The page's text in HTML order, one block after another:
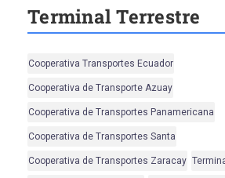
Terminal Terrestre
Cooperativa Transportes Ecuador
Cooperativa de Transporte Azuay
Cooperativa de Transportes Panamericana
Cooperativa de Transportes Santa
Cooperativa de Transportes Zaracay